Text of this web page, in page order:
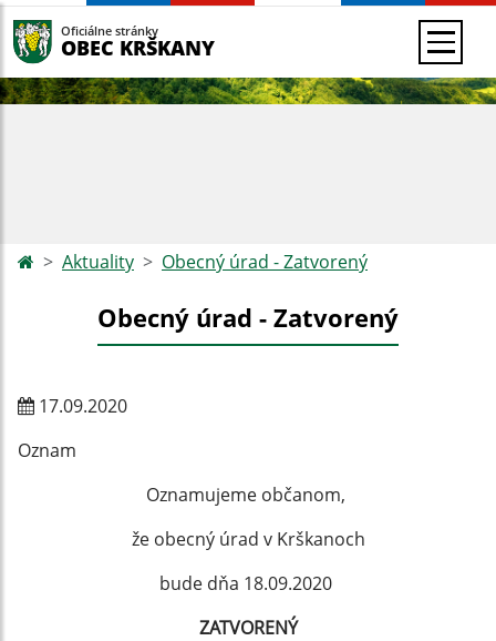
Oficiálne stránky
OBEC KRŠKANY
Aktuality Obecný úrad - Zatvorený
Obecný úrad - Zatvorený
17.09.2020
Oznam
Oznamujeme občanom,
že obecný úrad v Krškanoch
bude dňa 18.09.2020
ZATVORENÝ